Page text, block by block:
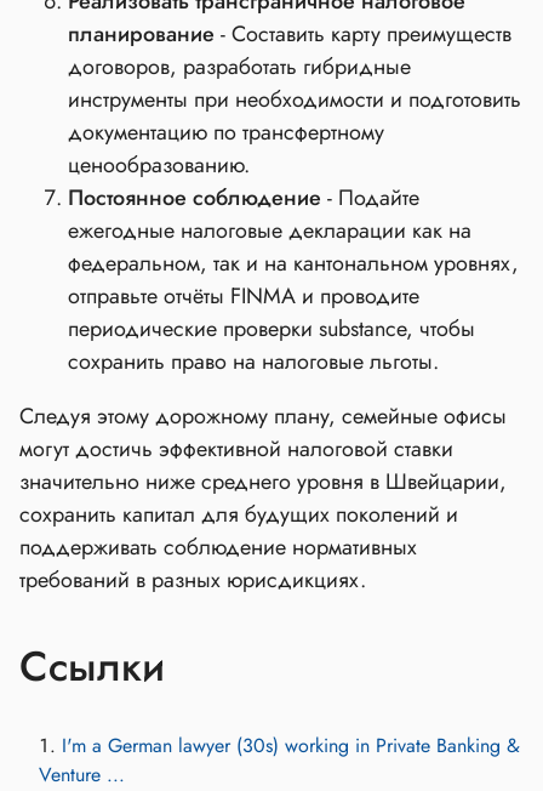
планирование - Составить карту преимуществ
договоров, разработать гибридные
инструменты при необходимости и подготовить
документацию по трансфертному
ценообразованию.
Постоянное соблюдение - Подайте
ежегодные налоговые декларации как на
федеральном, так и на кантональном уровнях,
отправьте отчёты FINMA и проводите
периодические проверки substance, чтобы
сохранить право на налоговые льготы.
Следуя этому дорожному плану, семейные офисы
могут достичь эффективной налоговой ставки
значительно ниже среднего уровня в Швейцарии,
сохранить капитал для будущих поколений и
поддерживать соблюдение нормативных
требований в разных юрисдикциях.
Ссылки
I'm a German lawyer (30s) working in Private Banking &
Venture ...